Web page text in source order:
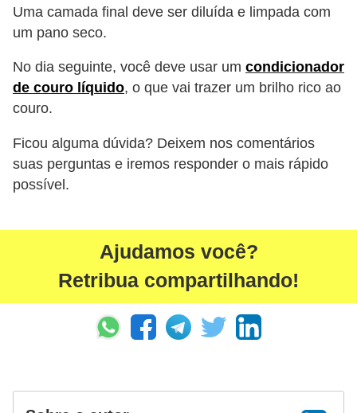
Uma camada final deve ser diluída e limpada com
um pano seco.
No dia seguinte, você deve usar um condicionador
de couro líquido, o que vai trazer um brilho rico ao
couro.
Ficou alguma dúvida? Deixem nos comentários
suas perguntas e iremos responder o mais rápido
possível.
Ajudamos você?
Retribua compartilhando!
S
e
g
u
r
a
n
ç
g